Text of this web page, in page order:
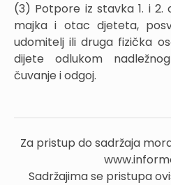
(3) Potpore iz stavka 1. i 2.
majka i otac djeteta,
udomitelj ili druga fizička
dijete odlukom
čuvanje i odgoj.
Za pristup do sadržaja
Sadržajima se pristupa